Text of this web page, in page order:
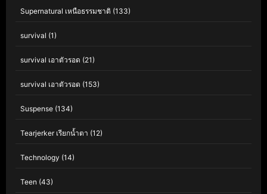
Supernatural เหนือธรรมชาติ (133)
survival (1)
survival เอาตัวรอด (21)
survival เอาตัวรอด (153)
Suspense (134)
Tearjerker เรียกน้ำตา (12)
Technology (14)
Teen (43)